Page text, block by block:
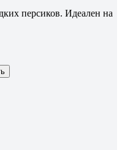
персиков. Идеален на